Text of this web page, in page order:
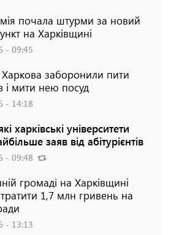
почала штурми за новий
на Харківщині
- 09:45
Харкова заборонили пити
і мити нею посуд
- 14:18
харківські університети
заяв від абітурієнтів
- 09:48
громаді на Харківщині
1,7 млн гривень на
- 13:13